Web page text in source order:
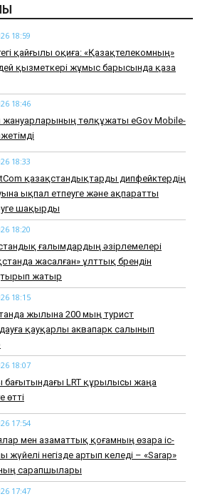
18:59
қайғылы оқиға: «Қазақтелекомның»
қызметкері жұмыс барысында қаза
18:46
жануарларының төлқұжаты eGov Mobile-
18:33
қазақстандықтарды дипфейктердің
ықпал етпеуге және ақпаратты
шақырды
18:20
ғалымдардың әзірлемелері
жасалған» ұлттық брендін
жатыр
18:15
жылына 200 мың турист
қауқарлы аквапарк салынып
18:07
LRT құрылысы жаңа
өтті
17:54
мен азаматтық қоғамның өзара іс-
жүйелі негізде артып келеді – «Sarap»
сарапшылары
17:47